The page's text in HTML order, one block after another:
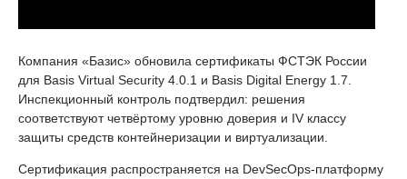
Компания «Базис» обновила сертификаты ФСТЭК России
для Basis Virtual Security 4.0.1 и Basis Digital Energy 1.7.
Инспекционный контроль подтвердил: решения
соответствуют четвёртому уровню доверия и IV классу
защиты средств контейнеризации и виртуализации.
Сертификация распространяется на DevSecOps-платформу